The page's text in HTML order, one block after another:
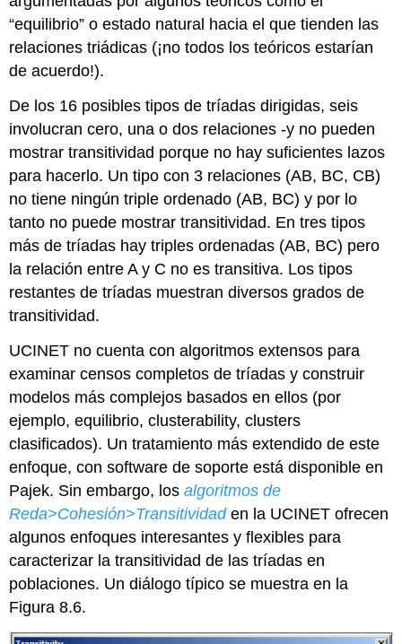
“equilibrio” o estado natural hacia el que tienden las
relaciones triádicas (¡no todos los teóricos estarían
de acuerdo!).
De los 16 posibles tipos de tríadas dirigidas, seis
involucran cero, una o dos relaciones -y no pueden
mostrar transitividad porque no hay suficientes lazos
para hacerlo. Un tipo con 3 relaciones (AB, BC, CB)
no tiene ningún triple ordenado (AB, BC) y por lo
tanto no puede mostrar transitividad. En tres tipos
más de tríadas hay triples ordenadas (AB, BC) pero
la relación entre A y C no es transitiva. Los tipos
restantes de tríadas muestran diversos grados de
transitividad.
UCINET no cuenta con algoritmos extensos para
examinar censos completos de tríadas y construir
modelos más complejos basados en ellos (por
ejemplo, equilibrio, clusterability, clusters
clasificados). Un tratamiento más extendido de este
enfoque, con software de soporte está disponible en
Pajek. Sin embargo, losalgoritmos de
Reda>Cohesión>Transitividaden la UCINET ofrecen
algunos enfoques interesantes y flexibles para
caracterizar la transitividad de las tríadas en
poblaciones. Un diálogo típico se muestra en la
Figura 8.6.